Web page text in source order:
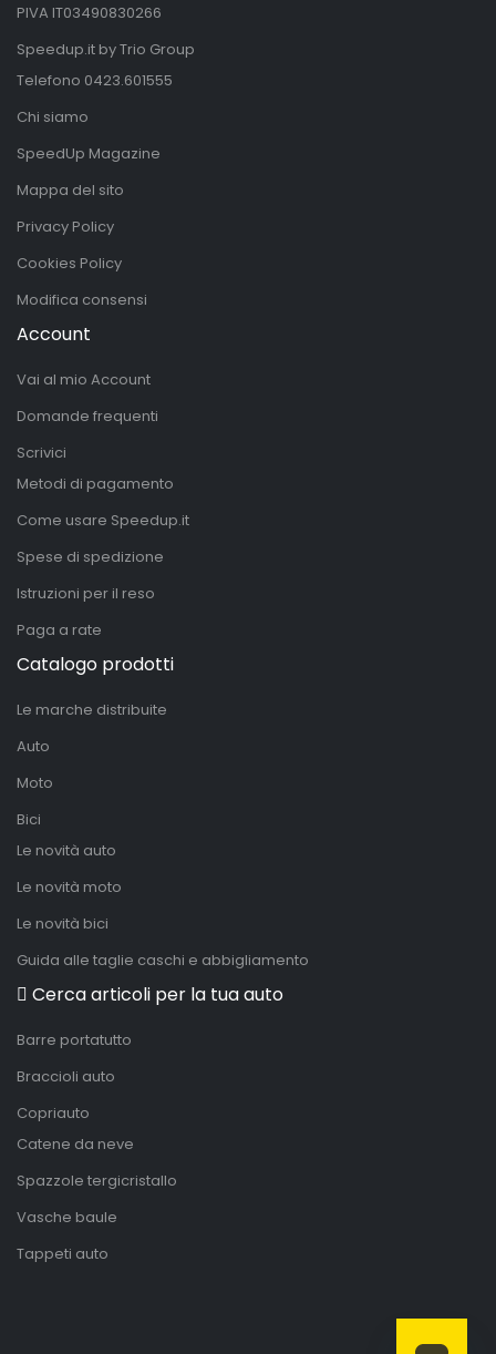
PIVA IT03490830266
Speedup.it by Trio Group
Telefono 0423.601555
Chi siamo
SpeedUp Magazine
Mappa del sito
Privacy Policy
Cookies Policy
Modifica consensi
Account
Vai al mio Account
Domande frequenti
Scrivici
Metodi di pagamento
Come usare Speedup.it
Spese di spedizione
Istruzioni per il reso
Paga a rate
Catalogo prodotti
Le marche distribuite
Auto
Moto
Bici
Le novità auto
Le novità moto
Le novità bici
Guida alle taglie caschi e abbigliamento
Cerca articoli per la tua auto
Barre portatutto
Braccioli auto
Copriauto
Catene da neve
Spazzole tergicristallo
Vasche baule
Tappeti auto